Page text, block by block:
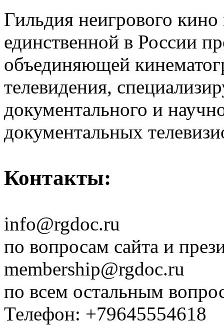
Гильдия неигрового кино
единственной в России
объединяющей
телевидения,
документального и
документальных
Контакты:
info@rgdoc.ru
по вопросам сайта и
membership@rgdoc.ru
по всем остальным
Телефон: +79645554618